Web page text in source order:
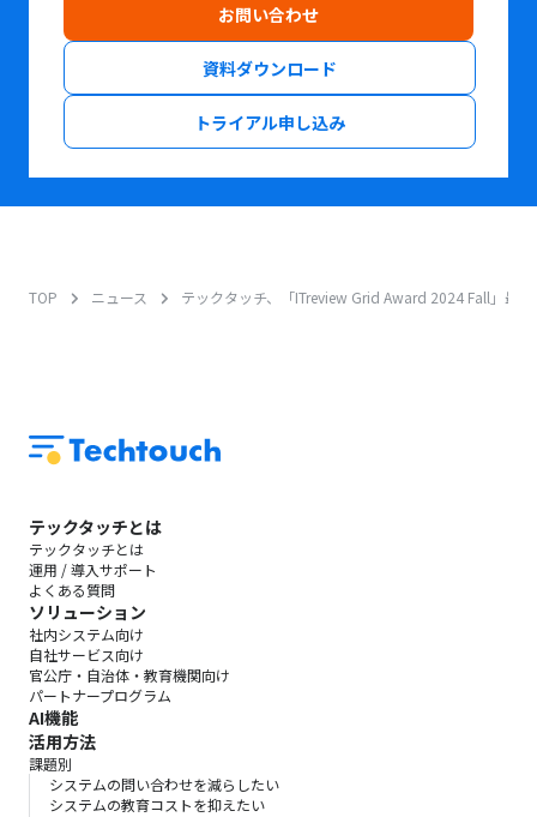
お問い合わせ
資料ダウンロード
トライアル申し込み
TOP ニュース テックタッチ、「ITreview Grid Award 2024 Fall」最
テックタッチとは
テックタッチとは
運用 / 導入サポート
よくある質問
ソリューション
社内システム向け
自社サービス向け
官公庁・自治体・教育機関向け
パートナープログラム
AI機能
活用方法
課題別
システムの問い合わせを減らしたい
システムの教育コストを抑えたい